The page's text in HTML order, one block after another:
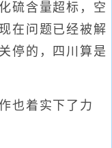
硫含量超标，空
在问题已经被解
停的，四川算是
也着实下了力